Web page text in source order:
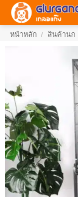
ข้าม
หน้าหลัก / สินค้านก